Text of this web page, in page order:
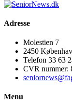
Adresse
Molestien 7
2450
Telefon 33 63
CVR nummer:
Menu